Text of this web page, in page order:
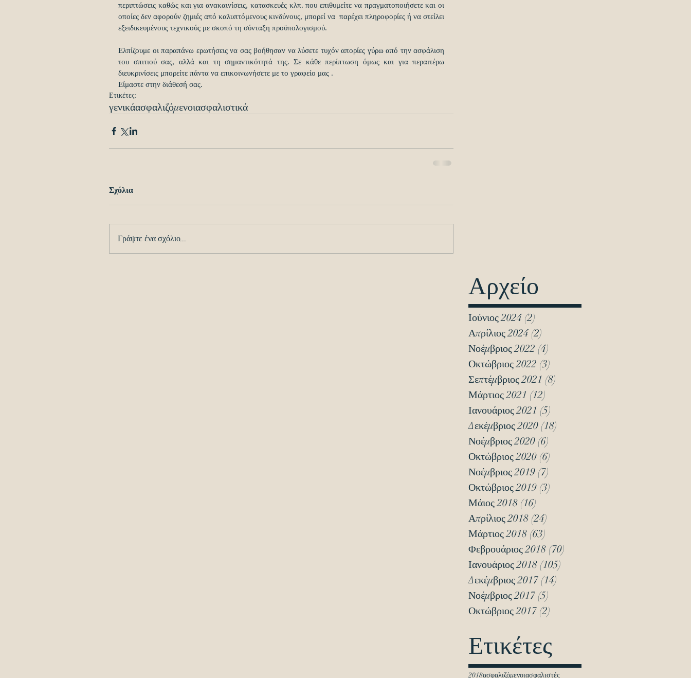
περιπτώσεις καθώς και για ανακαινίσεις, κατασκευές κλπ. που επιθυμείτε να πραγματοποιήσετε και οι
οποίες δεν αφορούν ζημιές από καλυπτόμενους κινδύνους, μπορεί να  παρέχει πληροφορίες ή να στείλει
εξειδικευμένους τεχνικούς με σκοπό τη σύνταξη προϋπολογισμού.
Ελπίζουμε οι παραπάνω ερωτήσεις να σας βοήθησαν να λύσετε τυχόν απορίες γύρω από την ασφάλιση
του σπιτιού σας, αλλά και τη σημαντικότητά της. Σε κάθε περίπτωση όμως και για περαιτέρω
διευκρινίσεις μπορείτε πάντα να επικοινωνήσετε με το γραφείο μας .
Είμαστε στην διάθεσή σας.
Ετικέτες:
γενικάασφαλιζόμενοιασφαλιστικά
Σχόλια
Γράψτε ένα σχόλιο...
Αρχείο
Ιούνιος 2024 (2)
Απρίλιος 2024 (2)
Νοέμβριος 2022 (4)
Οκτώβριος 2022 (3)
Σεπτέμβριος 2021 (8)
Μάρτιος 2021 (12)
Ιανουάριος 2021 (5)
Δεκέμβριος 2020 (18)
Νοέμβριος 2020 (6)
Οκτώβριος 2020 (6)
Νοέμβριος 2019 (7)
Οκτώβριος 2019 (3)
Μάιος 2018 (16)
Απρίλιος 2018 (24)
Μάρτιος 2018 (63)
Φεβρουάριος 2018 (70)
Ιανουάριος 2018 (105)
Δεκέμβριος 2017 (14)
Νοέμβριος 2017 (5)
Οκτώβριος 2017 (2)
Ετικέτες
2018ασφαλιζόμενοιασφαλιστές